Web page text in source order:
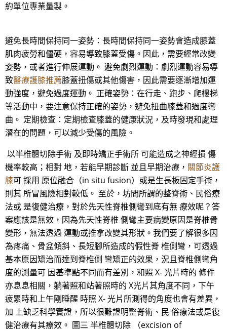
約單位專業量製。
避免長時間保持同一姿勢：長時間保持同一姿勢會造成膝蓋
肌肉疲勞和僵硬，容易導致膝蓋受傷。因此，需要經常改變
姿勢，或者進行伸展運動。 避免劇烈運動：劇烈運動容易導
致醫療護膝推薦膝蓋扭傷或其他傷害，因此需要逐漸增加運
動強度，避免過度運動。 正確姿勢：在行走、跑步、爬樓梯
等活動中，要注意保持正確的姿勢，避免扭曲膝蓋和過度彎
曲。 定期檢查：定期檢查膝蓋的健康狀況，及時發現和處理
潛在的問題，可以減少受傷的風險。
以半椎體切除手術 及即時矯正手術所 可能造成之神經損 傷
機率較高；相對 地，若能早期診斷 並且早期治療， 關節炎護
膝可 採用 原位融合（in situ fusion）或是生長板固定手術，
則其 所冒風險相對較低。 至於，坊間所謂的整脊術、民俗療
法或 是復健治療，對於先天性脊椎側彎到底有無 療效呢？答
案應該是無效，因為先天性脊椎 側彎主要病變原因是脊椎骨
變形，無法透過 運動或推拿改變其形狀。我們要了解很多因
為疼痛、骨盆傾斜、長短腳所造成的假性脊 椎側彎，可透過
基本原因矯治而達到脊椎側 彎矯正的效果，況且脊椎側彎角
度的測量可 因基準點不同而有差別，和照 X- 光片時的 條件
亦息息相關，躺著照和站著照時的 X光片其角度不同，下午
疲累時和上午剛睡醒 時照 X- 光片所測得的角度也會有差異，
加 上缺乏科學實證，所以很難證明整脊術、民 俗療法或是復
健治療有其療效。 圖三 半椎體切除 （excision of